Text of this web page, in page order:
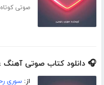
صوتی کوتاه
🎧 دانلود کتاب صوتی
از:سوری